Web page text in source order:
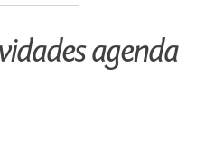
agenda